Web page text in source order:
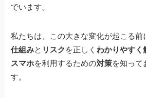
でいます。
私たちは、この大きな変化が起こる前
仕組みと リスク を正しくわかりやすく
スマホを利用するための対策を知って
す。